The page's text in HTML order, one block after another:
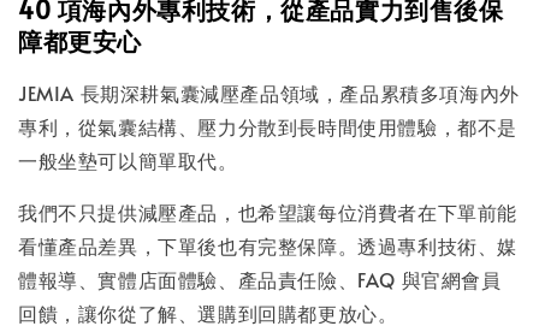
40 項海內外專利技術，從產品實力到售後保
障都更安心
JEMIA 長期深耕氣囊減壓產品領域，產品累積多項海內外
專利，從氣囊結構、壓力分散到長時間使用體驗，都不是
一般坐墊可以簡單取代。
我們不只提供減壓產品，也希望讓每位消費者在下單前能
看懂產品差異，下單後也有完整保障。透過專利技術、媒
體報導、實體店面體驗、產品責任險、FAQ 與官網會員
回饋，讓你從了解、選購到回購都更放心。